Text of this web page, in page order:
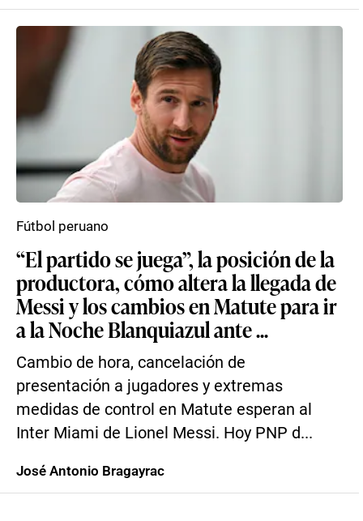
“El partido se juega”, la posición de la
productora, cómo altera la llegada de
Messi y los cambios en Matute para ir
a la Noche Blanquiazul ante ...
Cambio de hora, cancelación de
presentación a jugadores y extremas
medidas de control en Matute esperan al
Inter Miami de Lionel Messi. Hoy PNP d...
Fútbol peruano
José Antonio Bragayrac